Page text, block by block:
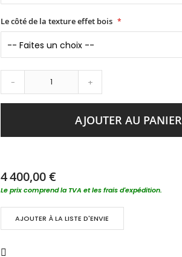
Le côté de la texture effet bois
- +
AJOUTER AU PANIER
4 400,00 €
Le prix comprend la TVA et les frais d'expédition.
AJOUTER À LA LISTE D'ENVIE